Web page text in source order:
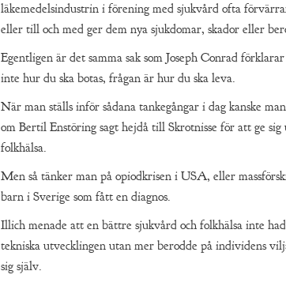
läkemedelsindustrin i förening med sjukvård ofta
eller till och med ger dem nya sjukdomar, skador eller
Egentligen är det samma sak som Joseph Conrad
inte hur du ska botas, frågan är hur du ska leva.
När man ställs inför sådana tankegångar i dag kanske
om Bertil Enstöring sagt hejdå till Skrotnisse för att ge
folkhälsa.
Men så tänker man på opiodkrisen i USA, eller
barn i Sverige som fått en diagnos.
Illich menade att en bättre sjukvård och folkhälsa inte
tekniska utvecklingen utan mer berodde på individens
sig själv.